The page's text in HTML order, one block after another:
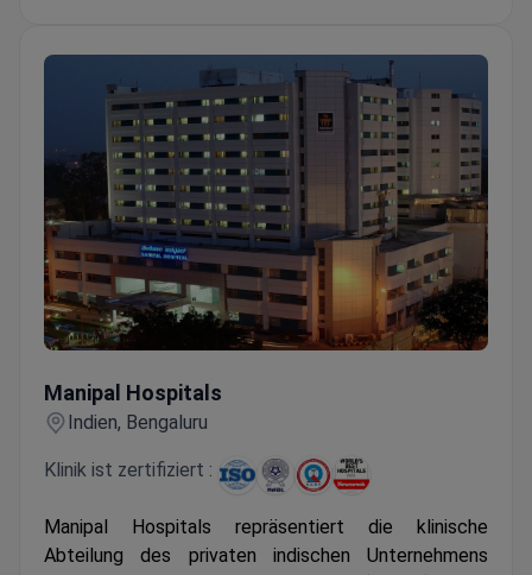
Manipal Hospitals
Indien, Bengaluru
Klinik ist zertifiziert :
Manipal Hospitals repräsentiert die klinische
Abteilung des privaten indischen Unternehmens